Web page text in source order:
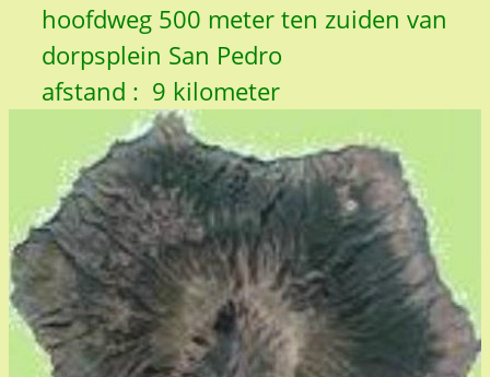
hoofdweg 500 meter ten zuiden van
dorpsplein San Pedro
afstand : 9 kilometer